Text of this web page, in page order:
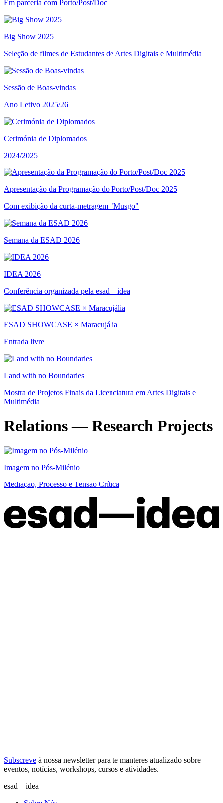
Em parceria com Porto/Post/Doc
Big Show 2025
Seleção de filmes de Estudantes de Artes Digitais e Multimédia
Sessão de Boas-vindas
Ano Letivo 2025/26
Cerimónia de Diplomados
2024/2025
Apresentação da Programação do Porto/Post/Doc 2025
Com exibição da curta-metragem "Musgo"
Semana da ESAD 2026
IDEA 2026
Conferência organizada pela esad—idea
ESAD SHOWCASE × Maracujália
Entrada livre
Land with no Boundaries
Mostra de Projetos Finais da Licenciatura em Artes Digitais e
Multimédia
Relations — Research Projects
Imagem no Pós-Milénio
Mediação, Processo e Tensão Crítica
Subscreve à nossa newsletterpara te manteres atualizado sobre
eventos, notícias, workshops, cursos e atividades.
esad—idea